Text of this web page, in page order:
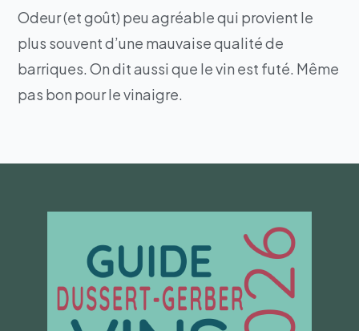
Odeur (et goût) peu agréable qui provient le
plus souvent d’une mauvaise qualité de
barriques. On dit aussi que le vin est futé. Même
pas bon pour le vinaigre.